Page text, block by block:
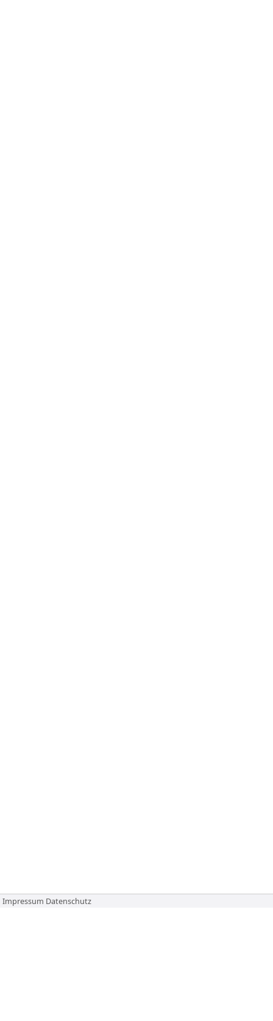
Impressum Datenschutz